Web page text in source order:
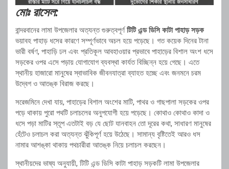
মোঃ রাসেল:
বান্দরবানের লামা উপজেলার অত্যন্ত গুরুত্বপূর্ণটিটি এন্ড ডিসি কাটা পাহাড় সড়ক
ভয়াবহ পাহাড় ধসের কারণে সম্পূর্ণভাবে অচল হয়ে পড়েছে। গত কয়েক দিনের টানা
ভারী বর্ষণ, পাহাড়ি ঢল এবং প্রতিকূল আবহাওয়ার প্রভাবে পাহাড়ের বিশাল অংশ ধসে
সড়কের ওপর এসে পড়ায় যোগাযোগ ব্যবস্থা কার্যত বিচ্ছিন্ন হয়ে গেছে। এতে
স্থানীয় হাজারো মানুষের স্বাভাবিক জীবনযাত্রা ব্যাহত হচ্ছে এবং জনমনে চরম
উদ্বেগ ও আতঙ্ক বিরাজ করছে।
সরেজমিনে দেখা যায়, পাহাড়ের বিশাল অংশের মাটি, পাথর ও গাছপালা সড়কের ওপর
পড়ে থাকায় পুরো পথটি চলাচলের অনুপযোগী হয়ে পড়েছে। কোথাও কোথাও কাদা ও
ধসে পড়া মাটির স্তূপ এতটাই বড় যে ছোট যানবাহন তো দূরের কথা, সাধারণ মানুষের
হেঁটেও চলাচল করা অত্যন্ত ঝুঁকিপূর্ণ হয়ে উঠেছে। সামান্য বৃষ্টিতেই আরও ধস
নামার আশঙ্কা থাকায় পথচারীরা আতঙ্ক নিয়ে চলাচল করছেন।
স্থানীয়দের ভাষ্য অনুযায়ী, টিটি এন্ড ডিসি কাটা পাহাড় সড়কটি লামা উপজেলার